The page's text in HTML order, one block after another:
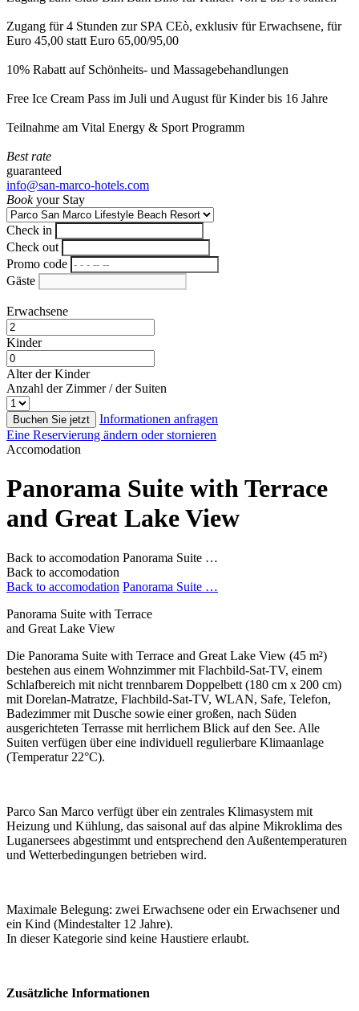
Zugang für 4 Stunden zur SPA CEò, exklusiv für Erwachsene, für
Euro 45,00 statt Euro 65,00/95,00
10% Rabatt auf Schönheits- und Massagebehandlungen
Free Ice Cream Pass im Juli und August für Kinder bis 16 Jahre
Teilnahme am Vital Energy & Sport Programm
Best rate
guaranteed
info@san-marco-hotels.com
Bookyour Stay
Check in
Check out
Promo code
Gäste
Erwachsene
Kinder
Alter der Kinder
Anzahl der Zimmer / der Suiten
Buchen Sie jetzt
Informationen anfragen
Eine Reservierung ändern oder stornieren
Accomodation
Panorama Suite with Terrace
and Great Lake View
Back to accomodation Panorama Suite …
Back to accomodation
Back to accomodation Panorama Suite …
Panorama Suite with Terrace
and Great Lake View
Die Panorama Suite with Terrace and Great Lake View (45 m²)
bestehen aus einem Wohnzimmer mit Flachbild-Sat-TV, einem
Schlafbereich mit nicht trennbarem Doppelbett (180 cm x 200 cm)
mit Dorelan-Matratze, Flachbild-Sat-TV, WLAN, Safe, Telefon,
Badezimmer mit Dusche sowie einer großen, nach Süden
ausgerichteten Terrasse mit herrlichem Blick auf den See. Alle
Suiten verfügen über eine individuell regulierbare Klimaanlage
(Temperatur 22°C).
Parco San Marco verfügt über ein zentrales Klimasystem mit
Heizung und Kühlung, das saisonal auf das alpine Mikroklima des
Luganersees abgestimmt und entsprechend den Außentemperaturen
und Wetterbedingungen betrieben wird.
Maximale Belegung: zwei Erwachsene oder ein Erwachsener und
ein Kind (Mindestalter 12 Jahre).
In dieser Kategorie sind keine Haustiere erlaubt.
Zusätzliche Informationen